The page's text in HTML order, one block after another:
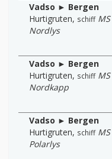
Vadso ► Bergen
Hurtigruten, schiff MS
Nordlys
Vadso ► Bergen
Hurtigruten, schiff MS
Nordkapp
Vadso ► Bergen
Hurtigruten, schiff MS
Polarlys